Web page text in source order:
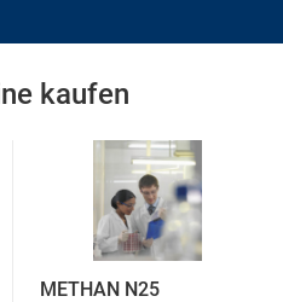
kaufen
METHAN N25